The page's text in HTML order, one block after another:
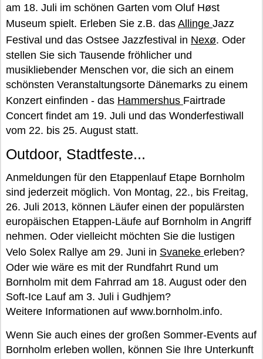
am 18. Juli im schönen Garten vom Oluf Høst
Museum spielt. Erleben Sie z.B. das Allinge Jazz
Festival und das Ostsee Jazzfestival in Nexø. Oder
stellen Sie sich Tausende fröhlicher und
musikliebender Menschen vor, die sich an einem
schönsten Veranstaltungsorte Dänemarks zu einem
Konzert einfinden - das Hammershus Fairtrade
Concert findet am 19. Juli und das Wonderfestiwall
vom 22. bis 25. August statt.
Outdoor, Stadtfeste...
Anmeldungen für den Etappenlauf Etape Bornholm
sind jederzeit möglich. Von Montag, 22., bis Freitag,
26. Juli 2013, können Läufer einen der populärsten
europäischen Etappen-Läufe auf Bornholm in Angriff
nehmen. Oder vielleicht möchten Sie die lustigen
Velo Solex Rallye am 29. Juni in Svaneke erleben?
Oder wie wäre es mit der Rundfahrt Rund um
Bornholm mit dem Fahrrad am 18. August oder den
Soft-Ice Lauf am 3. Juli i Gudhjem?
Weitere Informationen auf www.bornholm.info.
Wenn Sie auch eines der großen Sommer-Events auf
Bornholm erleben wollen, können Sie Ihre Unterkunft